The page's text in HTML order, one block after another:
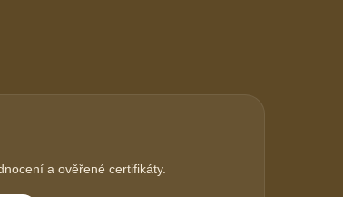
a ověřené certifikáty.